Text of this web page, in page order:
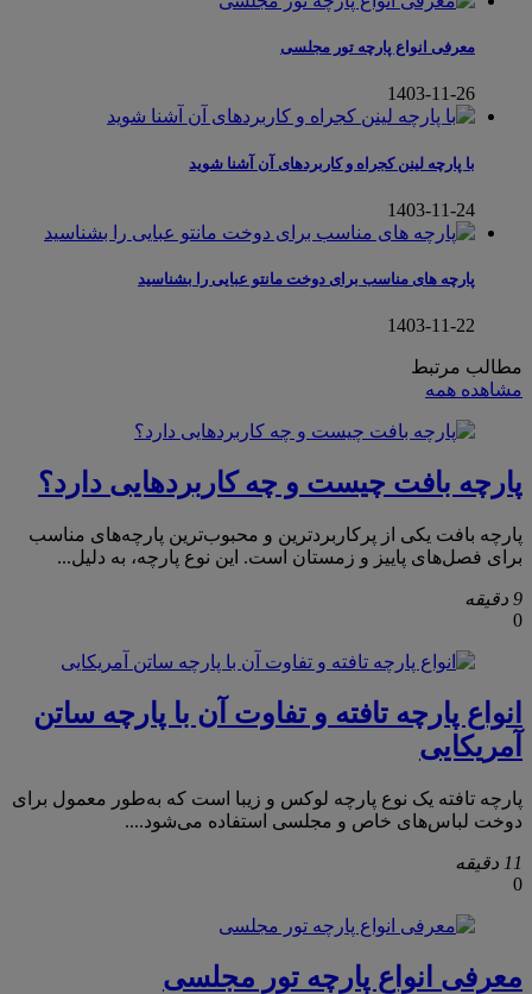
معرفی انواع پارچه تور مجلسی
1403-11-26
با پارچه لینن کجراه و کاربردهای آن آشنا شوید
1403-11-24
پارچه های مناسب برای دوخت مانتو عبایی را بشناسید
1403-11-22
مطالب مرتبط
مشاهده همه
پارچه بافت چیست و چه کاربردهایی دارد؟
پارچه بافت یکی از پرکاربردترین و محبوب‌ترین پارچه‌های مناسب
برای فصل‌های پاییز و زمستان است. این نوع پارچه، به دلیل...
9 دقیقه
0
انواع پارچه تافته و تفاوت آن با پارچه ساتن
آمریکایی
پارچه تافته یک نوع پارچه لوکس و زیبا است که به‌طور معمول برای
دوخت لباس‌های خاص و مجلسی استفاده می‌شود....
11 دقیقه
0
معرفی انواع پارچه تور مجلسی